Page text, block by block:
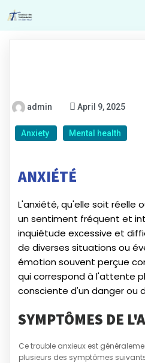
admin April 9, 2025
Anxiety Mental health
ANXIÉTÉ
L'anxiété, qu'elle soit réelle
un sentiment fréquent et
inquiétude excessive et
de diverses situations ou
émotion souvent perçue
qui correspond à l'attente
consciente d'un danger ou
SYMPTÔMES DE
Ce trouble anxieux est
plusieurs des symptômes